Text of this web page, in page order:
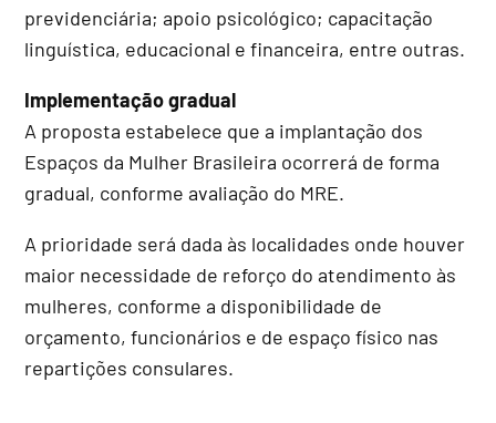
previdenciária; apoio psicológico; capacitação
linguística, educacional e financeira, entre outras.
Implementação gradual
A proposta estabelece que a implantação dos
Espaços da Mulher Brasileira ocorrerá de forma
gradual, conforme avaliação do MRE.
A prioridade será dada às localidades onde houver
maior necessidade de reforço do atendimento às
mulheres, conforme a disponibilidade de
orçamento, funcionários e de espaço físico nas
repartições consulares.